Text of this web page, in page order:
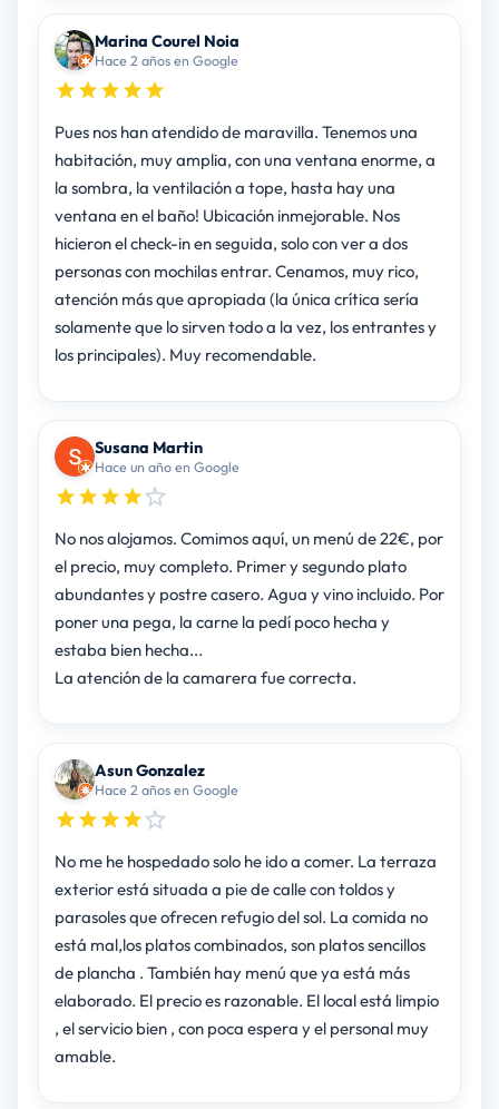
Marina Courel Noia
Hace 2 años en Google
Pues nos han atendido de maravilla. Tenemos una
habitación, muy amplia, con una ventana enorme, a
la sombra, la ventilación a tope, hasta hay una
ventana en el baño! Ubicación inmejorable. Nos
hicieron el check-in en seguida, solo con ver a dos
personas con mochilas entrar. Cenamos, muy rico,
atención más que apropiada (la única crítica sería
solamente que lo sirven todo a la vez, los entrantes y
los principales). Muy recomendable.
Susana Martin
Hace un año en Google
No nos alojamos. Comimos aquí, un menú de 22€, por
el precio, muy completo. Primer y segundo plato
abundantes y postre casero. Agua y vino incluido. Por
poner una pega, la carne la pedí poco hecha y
estaba bien hecha...
La atención de la camarera fue correcta.
Asun Gonzalez
Hace 2 años en Google
No me he hospedado solo he ido a comer. La terraza
exterior está situada a pie de calle con toldos y
parasoles que ofrecen refugio del sol. La comida no
está mal,los platos combinados, son platos sencillos
de plancha . También hay menú que ya está más
elaborado. El precio es razonable. El local está limpio
, el servicio bien , con poca espera y el personal muy
amable.